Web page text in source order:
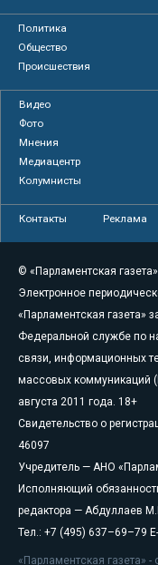
Политика
Общество
Происшествия
Видео
Фото
Мнения
Медиацентр
Колумнисты
Контакты Реклама
© «Парламентская
Электронное
«Парламентская газета»
Федеральной службе по
связи, информационных
массовых коммуникаций
августа 2011 года. 18+
Свидетельство о
46097
Учредитель — АНО
Исполняющий
редактора — Абдуллаев
Тел.: +7 (495) 637–69–79
«Парламентская газета»